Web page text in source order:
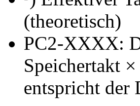
(theoretisch)
PC2-XXXX:
Speichertakt
entspricht der